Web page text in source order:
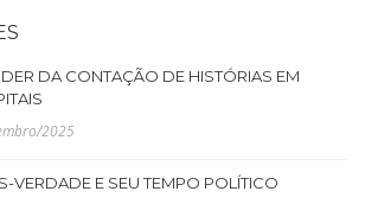
DA CONTAÇÃO DE HISTÓRIAS EM
2025
VERDADE E SEU TEMPO POLÍTICO